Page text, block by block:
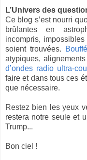
L’Univers des
Ce blog s’est nourri
brûlantes en
incompris,
soient trouvées.
atypiques,
d’ondes radio ultra-
faire et dans tous ces
que nécessaire.
Restez bien les yeux
restera notre seule et
Trump...
Bon ciel !